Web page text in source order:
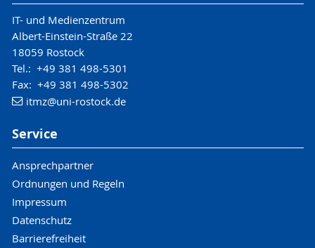
IT- und Medienzentrum
Albert-Einstein-Straße 22
18059 Rostock
Tel.: +49 381 498-5301
Fax: +49 381 498-5302
itmz@uni-rostock.de
Service
Ansprechpartner
Ordnungen und Regeln
Impressum
Datenschutz
Barrierefreiheit